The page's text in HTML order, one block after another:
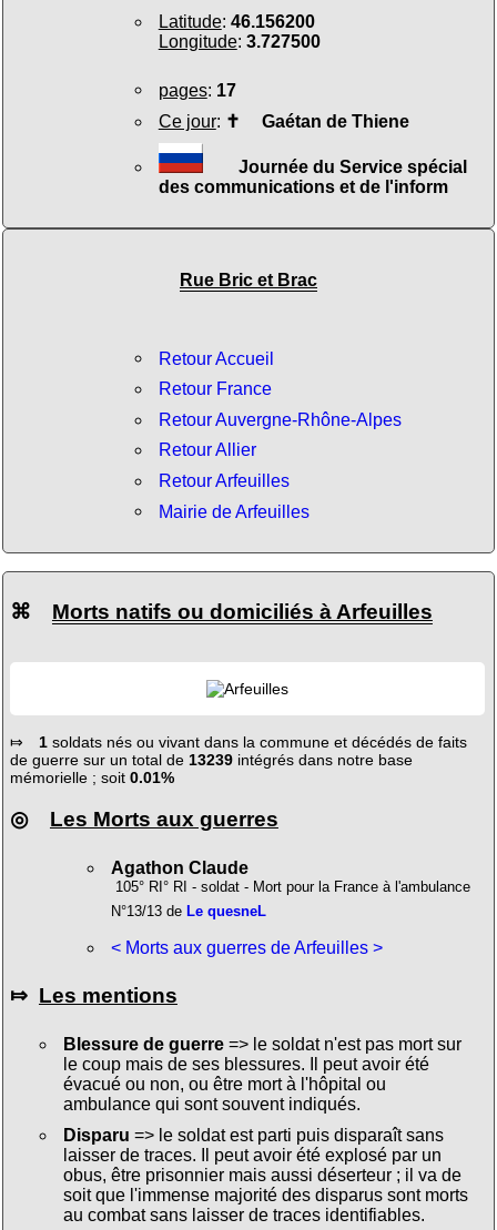
Latitude: 46.156200
Longitude: 3.727500
pages: 17
Ce jour: ✝ Gaétan de Thiene
Journée du Service spécial
des communications et de l'inform
Rue Bric et Brac
Retour Accueil
Retour France
Retour Auvergne-Rhône-Alpes
Retour Allier
Retour Arfeuilles
Mairie de Arfeuilles
⌘ Morts natifs ou domiciliés à Arfeuilles
⤇ 1soldats nés ou vivant dans la commune et décédés de faits
de guerre sur un total de 13239intégrés dans notre base
mémorielle ; soit 0.01%
◎ Les Morts aux guerres
Agathon Claude
105° RI° RI - soldat - Mort pour la France à l'ambulance
N°13/13 de Le quesneL
< Morts aux guerres de Arfeuilles >
⤇ Les mentions
Blessure de guerre=> le soldat n'est pas mort sur
le coup mais de ses blessures. Il peut avoir été
évacué ou non, ou être mort à l'hôpital ou
ambulance qui sont souvent indiqués.
Disparu => le soldat est parti puis disparaît sans
laisser de traces. Il peut avoir été explosé par un
obus, être prisonnier mais aussi déserteur ; il va de
soit que l'immense majorité des disparus sont morts
au combat sans laisser de traces identifiables.